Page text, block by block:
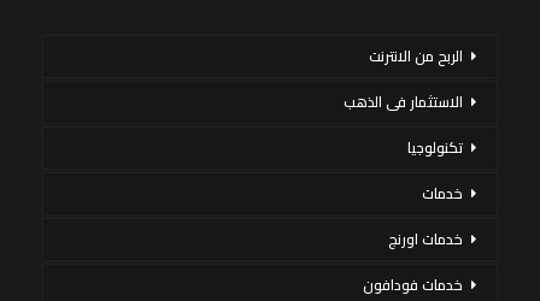
الربح من الانترنت
الاستثمار فى الذهب
تكنولوجيا
خدمات
خدمات اورنج
خدمات فودافون